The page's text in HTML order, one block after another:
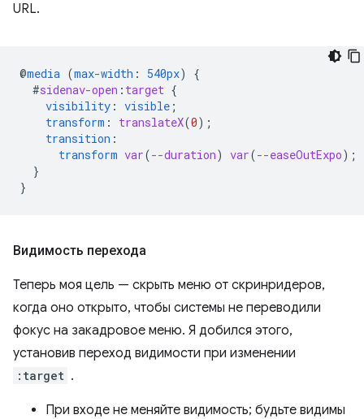
URL.
@media (max-width : 540px)
{
#sidenav-open : target {
visibility : visible ;
transform : translateX(0);
transition :
transform var(--duration) var(--easeOutExpo);
}
}
Видимость перехода
Теперь моя цель — скрыть меню от скринридеров,
когда оно открыто, чтобы системы не переводили
фокус на закадровое меню. Я добился этого,
установив переход видимости при изменении
:target .
При входе не меняйте видимость; будьте видимы